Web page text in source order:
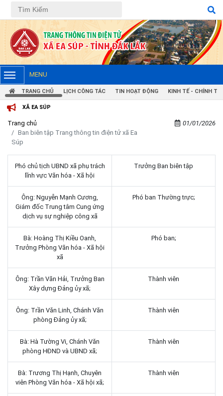
MENU
TRANG CHỦ LỊCH CÔNG TÁC TIN HOẠT ĐỘNG KINH TẾ - CHÍNH TRỊ
EA SÚP
Trang chủ
Ban biên tập Trang thông tin điện tử xã Ea
Súp
01/01/2026
Phó chủ tịch UBND xã phụ trách
lĩnh vực Văn hóa - Xã hội
Trưởng Ban biên tập
Ông: Nguyễn Mạnh Cương,
Giám đốc Trung tâm Cung ứng
dịch vụ sự nghiệp công xã
Phó ban Thường trực;
Bà: Hoàng Thị Kiều Oanh,
Trưởng Phòng Văn hóa - Xã hội
xã
Phó ban;
Ông: Trần Văn Hải, Trưởng Ban
Xây dựng Đảng ủy xã;
Thành viên
Ông: Trần Văn Linh, Chánh Văn
phòng Đảng ủy xã;
Thành viên
Bà: Hà Tường Vi, Chánh Văn
phòng HĐND và UBND xã;
Thành viên
Bà: Trương Thị Hạnh, Chuyên
viên Phòng Văn hóa - Xã hội xã;
Thành viên